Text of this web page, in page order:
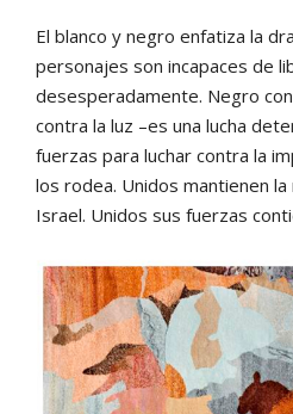
El blanco y negro enfatiza la
personajes son incapaces de
desesperadamente. Negro
contra la luz –es una lucha
fuerzas para luchar contra la
los rodea. Unidos mantienen
Israel. Unidos sus fuerzas